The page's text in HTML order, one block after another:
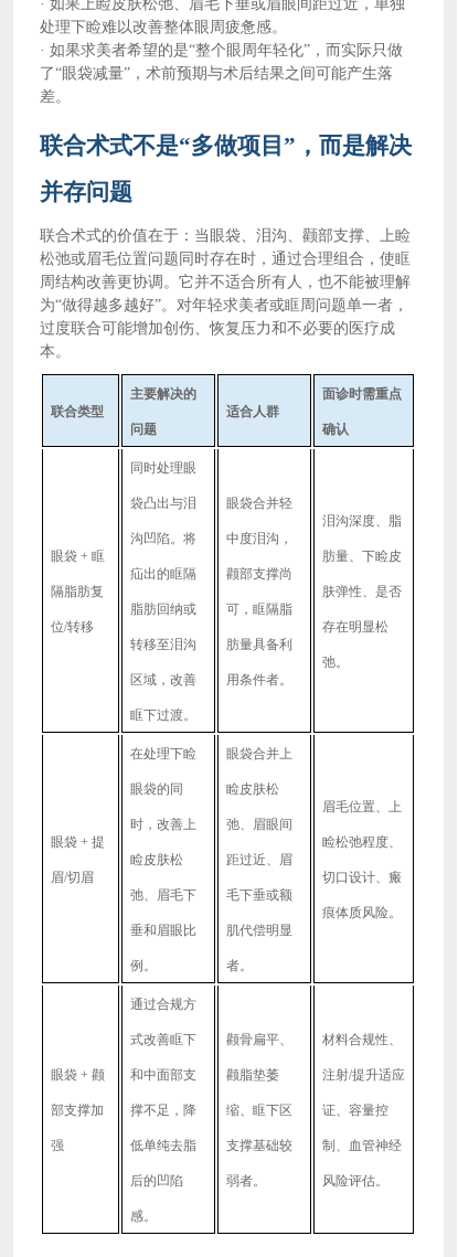
·如果上睑皮肤松弛、眉毛下垂或眉眼间距过近，单独
处理下睑难以改善整体眼周疲惫感。
·如果求美者希望的是“整个眼周年轻化”，而实际只做
了“眼袋减量”，术前预期与术后结果之间可能产生落
差。
联合术式不是“多做项目”，而是解决
并存问题
联合术式的价值在于：当眼袋、泪沟、颧部支撑、上睑
松弛或眉毛位置问题同时存在时，通过合理组合，使眶
周结构改善更协调。它并不适合所有人，也不能被理解
为“做得越多越好”。对年轻求美者或眶周问题单一者，
过度联合可能增加创伤、恢复压力和不必要的医疗成
本。
联合类型
主要解决的
问题
适合人群
面诊时需重点
确认
眼袋 + 眶
隔脂肪复
位/转移
同时处理眼
袋凸出与泪
沟凹陷。将
疝出的眶隔
脂肪回纳或
转移至泪沟
区域，改善
眶下过渡。
眼袋合并轻
中度泪沟，
颧部支撑尚
可，眶隔脂
肪量具备利
用条件者。
泪沟深度、脂
肪量、下睑皮
肤弹性、是否
存在明显松
弛。
眼袋 + 提
眉/切眉
在处理下睑
眼袋的同
时，改善上
睑皮肤松
弛、眉毛下
垂和眉眼比
例。
眼袋合并上
睑皮肤松
弛、眉眼间
距过近、眉
毛下垂或额
肌代偿明显
者。
眉毛位置、上
睑松弛程度、
切口设计、瘢
痕体质风险。
眼袋 + 颧
部支撑加
强
通过合规方
式改善眶下
和中面部支
撑不足，降
低单纯去脂
后的凹陷
感。
颧骨扁平、
颧脂垫萎
缩、眶下区
支撑基础较
弱者。
材料合规性、
注射/提升适应
证、容量控
制、血管神经
风险评估。